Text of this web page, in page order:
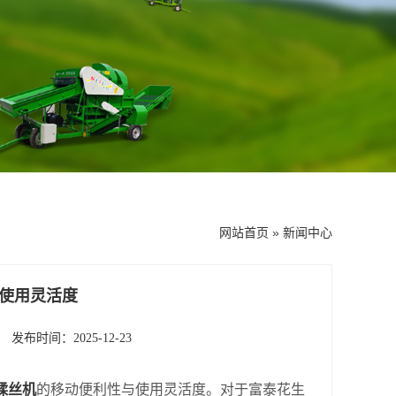
网站首页 » 新闻中心
用灵活度
发布时间：2025-12-23
丝机的移动便利性与使用灵活度。对于富泰花生